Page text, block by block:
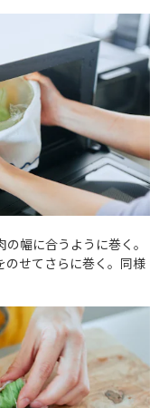
の幅に合うように巻く。
のせてさらに巻く。同様